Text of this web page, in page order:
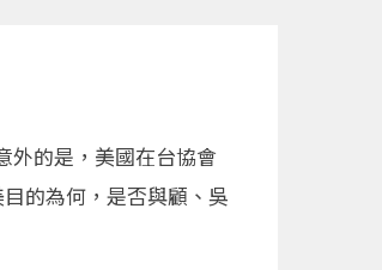
外的是，美國在台協會
的為何，是否與顧、吳